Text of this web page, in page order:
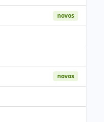
novos
novos